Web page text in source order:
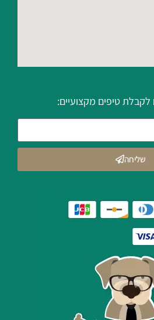
טיפים מקצועיים:
שליחה